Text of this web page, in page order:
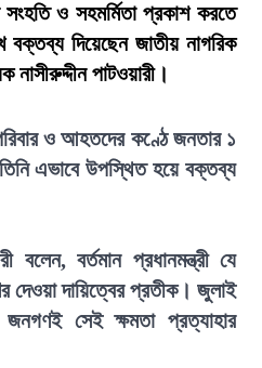
ও সহমর্মিতা প্রকাশ করতে
বক্তব্য দিয়েছেন জাতীয় নাগরিক
নাসীরুদ্দীন পাটওয়ারী।
ও আহতদের কণ্ঠে জনতার ১
এভাবে উপস্থিত হয়ে বক্তব্য
বলেন, বর্তমান প্রধানমন্ত্রী যে
দেওয়া দায়িত্বের প্রতীক। জুলাই
সেই ক্ষমতা প্রত্যাহার